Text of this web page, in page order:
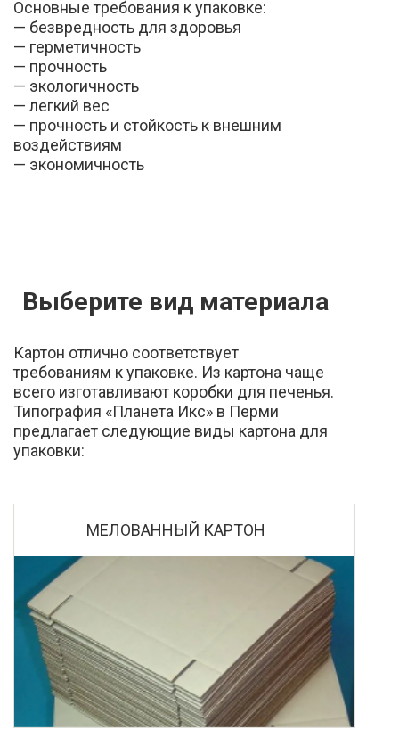
Основные требования к упаковке:
— безвредность для здоровья
— герметичность
— прочность
— экологичность
— легкий вес
— прочность и стойкость к внешним
воздействиям
— экономичность
Выберите вид материала
Картон отлично соответствует
требованиям к упаковке. Из картона чаще
всего изготавливают коробки для печенья.
Типография «Планета Икс» в Перми
предлагает следующие виды картона для
упаковки:
МЕЛОВАННЫЙ КАРТОН